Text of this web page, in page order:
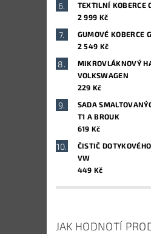
TEXTILNÍ KOBERCE
2 999 Kč
GUMOVÉ KOBERCE
2 549 Kč
MIKROVLÁKNOVÝ
VOLKSWAGEN
229 Kč
SADA
T1 A BROUK
619 Kč
ČISTIČ
VW
449 Kč
JAK HODNOTÍ